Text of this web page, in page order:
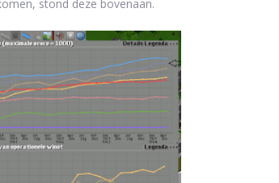
stond deze bovenaan.